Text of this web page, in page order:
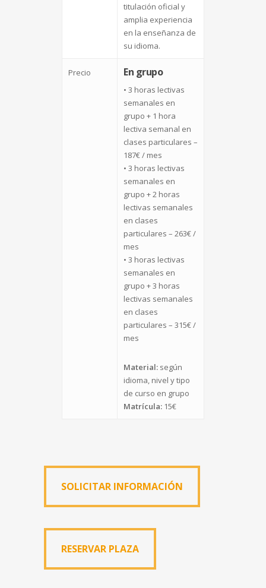
titulación oficial y
amplia experiencia
en la enseñanza de
su idioma.
Precio En grupo
• 3 horas lectivas
semanales en
grupo + 1 hora
lectiva semanal en
clases particulares –
187€ / mes
• 3 horas lectivas
semanales en
grupo + 2 horas
lectivas semanales
en clases
particulares – 263€ /
mes
• 3 horas lectivas
semanales en
grupo + 3 horas
lectivas semanales
en clases
particulares – 315€ /
mes
Material: según
idioma, nivel y tipo
de curso en grupo
Matrícula: 15€
SOLICITAR INFORMACIÓN
RESERVAR PLAZA